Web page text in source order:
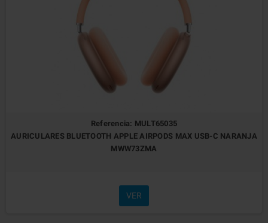
Referencia: MULT65035
AURICULARES BLUETOOTH APPLE AIRPODS MAX USB-C NARANJA
MWW73ZMA
VER